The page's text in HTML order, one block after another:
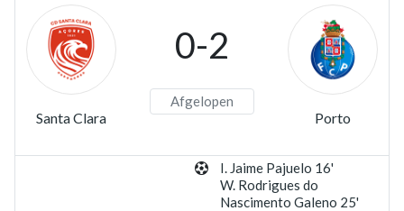
Santa Clara
0-2
Afgelopen
Porto
I. Jaime Pajuelo 16'
W. Rodrigues do
Nascimento Galeno 25'